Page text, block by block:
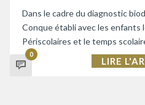
Dans le cadre du diagnostic
Conque établi avec les enfants
Périscolaires et le temps
0
LIRE